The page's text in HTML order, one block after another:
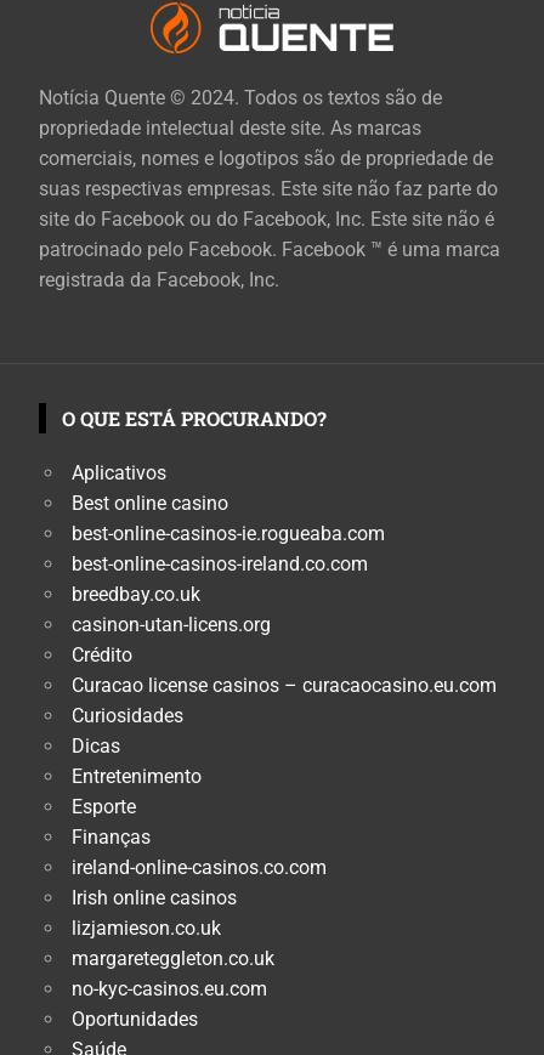
Notícia Quente © 2024. Todos os textos são de
propriedade intelectual deste site. As marcas
comerciais, nomes e logotipos são de propriedade de
suas respectivas empresas. Este site não faz parte do
site do Facebook ou do Facebook, Inc. Este site não é
patrocinado pelo Facebook. Facebook ™ é uma marca
registrada da Facebook, Inc.
O QUE ESTÁ PROCURANDO?
Aplicativos
Best online casino
best-online-casinos-ie.rogueaba.com
best-online-casinos-ireland.co.com
breedbay.co.uk
casinon-utan-licens.org
Crédito
Curacao license casinos – curacaocasino.eu.com
Curiosidades
Dicas
Entretenimento
Esporte
Finanças
ireland-online-casinos.co.com
Irish online casinos
lizjamieson.co.uk
margareteggleton.co.uk
no-kyc-casinos.eu.com
Oportunidades
Saúde